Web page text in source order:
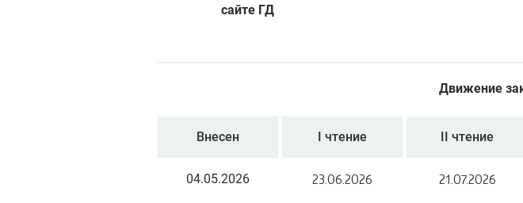
сайте ГД
Движение
Внесен I чтение II чтение
04.05.2026 23.06.2026 21.07.2026